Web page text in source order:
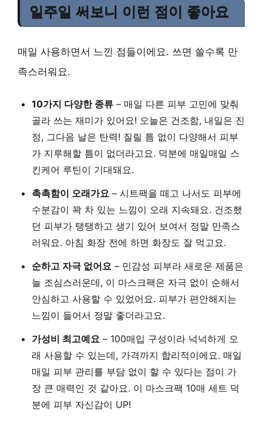
일주일 써보니 이런 점이 좋아요
매일 사용하면서 느낀 점들이에요. 쓰면 쓸수록 만
족스러워요.
10가지 다양한 종류 – 매일 다른 피부 고민에 맞춰
골라 쓰는 재미가 있어요! 오늘은 건조함, 내일은 진
정, 그다음 날은 탄력! 질릴 틈 없이 다양해서 피부
가 지루해할 틈이 없더라고요. 덕분에 매일매일 스
킨케어 루틴이 기대돼요.
촉촉함이 오래가요 – 시트팩을 떼고 나서도 피부에
수분감이 꽉 차 있는 느낌이 오래 지속돼요. 건조했
던 피부가 탱탱하고 생기 있어 보여서 정말 만족스
러워요. 아침 화장 전에 하면 화장도 잘 먹고요.
순하고 자극 없어요 – 민감성 피부라 새로운 제품은
늘 조심스러운데, 이 마스크팩은 자극 없이 순해서
안심하고 사용할 수 있었어요. 피부가 편안해지는
느낌이 들어서 정말 좋더라고요.
가성비 최고예요 – 100매입 구성이라 넉넉하게 오
래 사용할 수 있는데, 가격까지 합리적이에요. 매일
매일 피부 관리를 부담 없이 할 수 있다는 점이 가
장 큰 매력인 것 같아요. 이 마스크팩 10매 세트 덕
분에 피부 자신감이 UP!